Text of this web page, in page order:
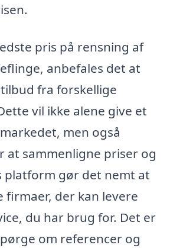
pris på rensning af
anbefales det at
fra forskellige
vil ikke alene give et
men også
at sammenligne priser og
platform gør det nemt at
firmaer, der kan levere
du har brug for. Det er
om referencer og